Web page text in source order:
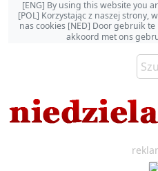
[ENG] By using this website you
[POL] Korzystając z naszej strony,
nas cookies [NED] Door gebruik
akkoord met ons